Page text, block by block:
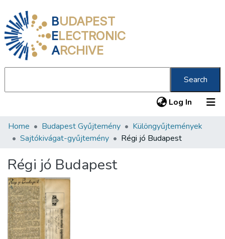
BUDAPEST
ELECTRONIC
ARCHIVE
Search
Log In (current)
Communities & Collections
Statistics
About us
Home Budapest Gyűjtemény
Különgyűjtemények
Sajtókivágat-gyűjtemény
Régi jó Budapest
Régi jó Budapest